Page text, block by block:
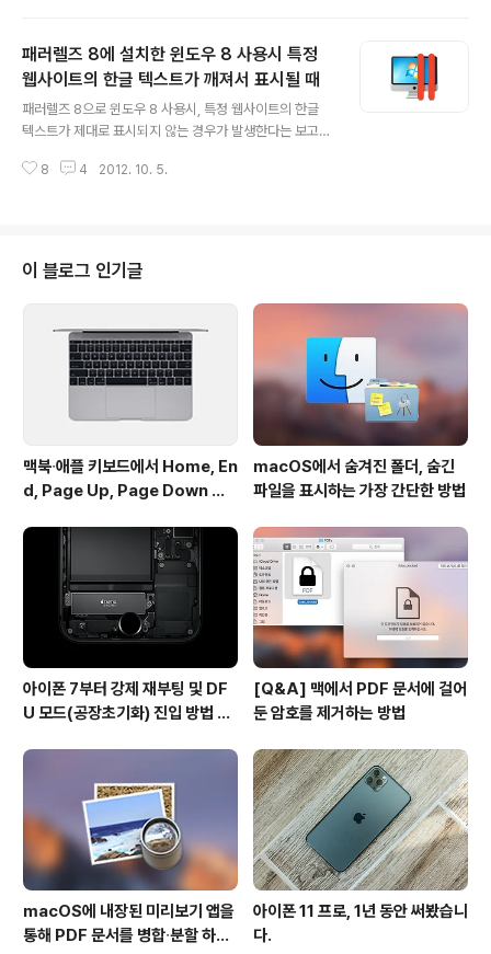
일상적으로 접하는 OS X의 미션 컨트롤 화면입니다. 데스
크탑 1, 2 사이로 아이튠즈와 캘린더가 풀스크린으로 띄워
져 있는 것을 보실 수 있습니다. 데스크탑 1을 사용하다 잠
시 데스크탑 2에 띄워져 있는 창들을 확인하려면 어떻게
썸네일을 클릭하면... 미션 컨트롤 창을 벗어나며 데스크탑
패러렐즈 8에 설치한 윈도우 8 사용시 특정
웹사이트의 한글 텍스트가 깨져서 표시될 때
패러렐즈 8으로 윈도우 8 사용시, 특정 웹사이트의 한글
텍스트가 제대로 표시되지 않는 경우가 발생한다는 보고가
고) 해결 방법 1. 실행 중인 윈도우 8을 완전히 종료해 주십
요. 3. 다시 윈도우 8을 시작한 후 해당 사이트에 접속하면
텍스트가 더 이상 뭉게지거나 깨지지 않는 것을 확인할 수
있습니다. 윈도우 익스플로러는 웹페이지를 화면에 표시하
는데 있어 소프트웨어 렌더링보다 속도가 빠르고 각종 효
과를 줄 수 있는 GPU(하드웨어) 렌더링 기술을..
8 4 2012. 10. 5.
이 블로그 인기글
맥북∙애플 키보드에서 Home, En
d, Page Up, Page Down 키
macOS에서 숨겨진 폴더, 숨긴
파일을 표시하는 가장 간단한 방법
아이폰 7부터 강제 재부팅 및 DF
U 모드(공장초기화) 진입 방법 변
[Q&A] 맥에서 PDF 문서에 걸어
둔 암호를 제거하는 방법
macOS에 내장된 미리보기 앱을
통해 PDF 문서를 병합∙분할 하는
아이폰 11 프로, 1년 동안 써봤습니
다.